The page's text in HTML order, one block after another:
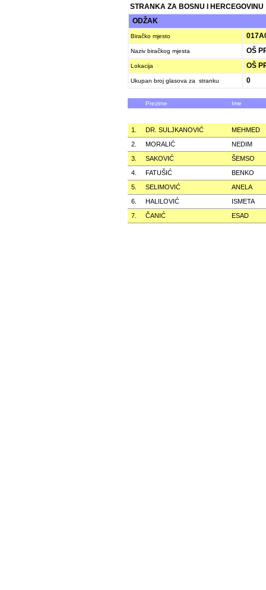
STRANKA ZA BOSNU I HERCEGOVINU
ODŽAK
Biračko mjesto
Naziv biračkog mjesta OŠ
Lokacija OŠ
Ukupan broj glasova za stranku 0
Prezime Ime
1. DR. SULJKANOVIĆ
MEHMED
2.
MORALIĆ
NEDIM
3.
SAKOVIĆ
ŠEMSO
4.
FATUŠIĆ
BENKO
5.
SELIMOVIĆ
ANELA
6.
HALILOVIĆ
ISMETA
7.
ČANIĆ ESAD